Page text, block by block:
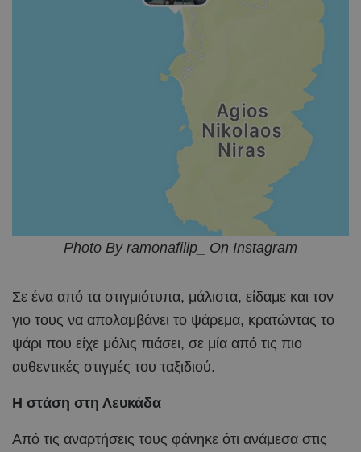
Photo By ramonafilip_ On Instagram
Σε ένα από τα στιγμιότυπα, μάλιστα, είδαμε και τον
γιο τους να απολαμβάνει το ψάρεμα, κρατώντας το
ψάρι που είχε μόλις πιάσει, σε μία από τις πιο
αυθεντικές στιγμές του ταξιδιού.
Η στάση στη Λευκάδα
Από τις αναρτήσεις τους φάνηκε ότι ανάμεσα στις